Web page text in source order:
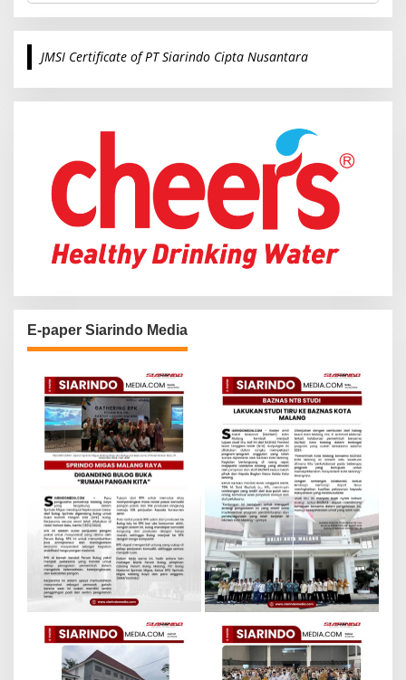
r
c
o
JMSI Certificate of PT Siarindo Cipta Nusantara
E-paper Siarindo Media